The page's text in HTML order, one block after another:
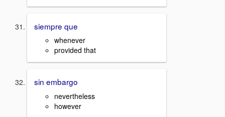
siempre que
whenever
provided that
sin embargo
nevertheless
however